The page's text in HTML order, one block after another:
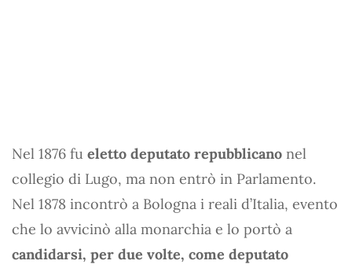
Nel 1876 fu eletto deputato repubblicano nel
collegio di Lugo, ma non entrò in Parlamento.
Nel 1878 incontrò a Bologna i reali d’Italia, evento
che lo avvicinò alla monarchia e lo portò a
candidarsi, per due volte, come deputato